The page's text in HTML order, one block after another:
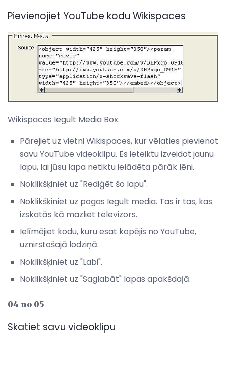
Pievienojiet YouTube kodu Wikispaces
Wikispaces Iegult Media Box.
Pārejiet uz vietni Wikispaces, kur vēlaties pievienot
savu YouTube videoklipu. Es ieteiktu izveidot jaunu
lapu, lai jūsu lapa netiktu ielādēta pārāk lēni.
Noklikšķiniet uz "Rediģēt šo lapu".
Noklikšķiniet uz pogas Iegult media. Tas ir tas, kas
izskatās kā mazliet televizors.
Ielīmējiet kodu, kuru esat kopējis no YouTube,
uznirstošajā lodziņā.
Noklikšķiniet uz "Labi".
Noklikšķiniet uz "Saglabāt" lapas apakšdaļā.
04 no 05
Skatiet savu videoklipu